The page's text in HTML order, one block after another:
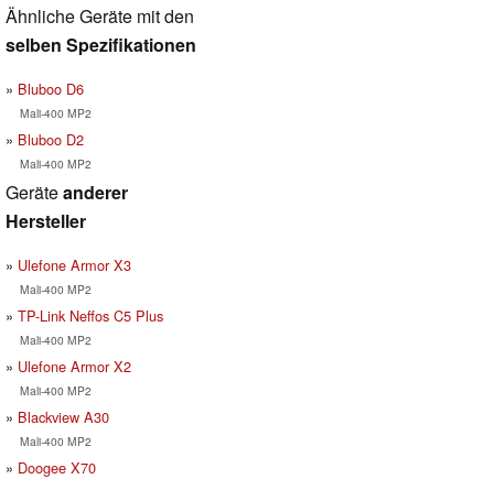
Ähnliche Geräte mit den
selben Spezifikationen
Bluboo D6
Mali-400 MP2
Bluboo D2
Mali-400 MP2
Geräteanderer
Hersteller
Ulefone Armor X3
Mali-400 MP2
TP-Link Neffos C5 Plus
Mali-400 MP2
Ulefone Armor X2
Mali-400 MP2
Blackview A30
Mali-400 MP2
Doogee X70